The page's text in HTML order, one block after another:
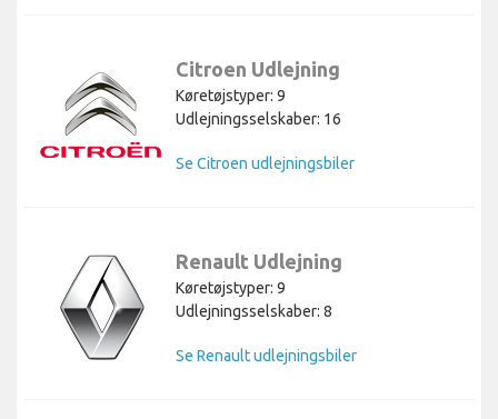
Citroen Udlejning
Køretøjstyper: 9
Udlejningsselskaber: 16
Se Citroen udlejningsbiler
Renault Udlejning
Køretøjstyper: 9
Udlejningsselskaber: 8
Se Renault udlejningsbiler